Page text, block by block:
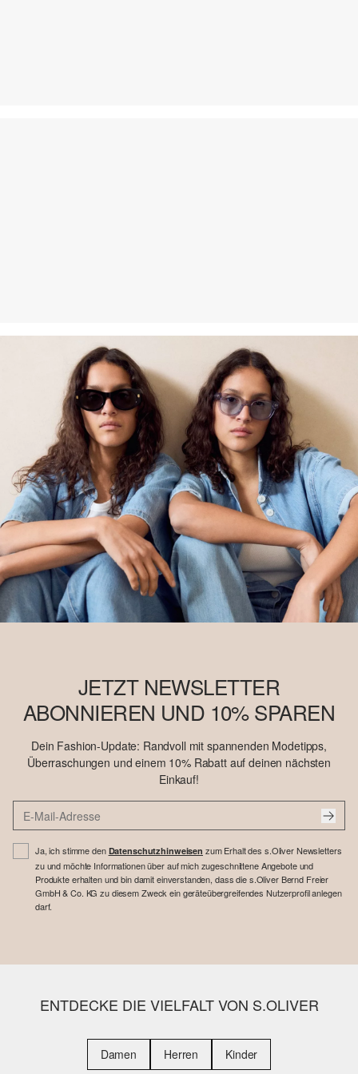
JETZT NEWSLETTER
ABONNIEREN UND 10% SPAREN
Dein Fashion-Update: Randvoll mit spannenden Modetipps,
Überraschungen und einem 10% Rabatt auf deinen nächsten
Einkauf!
Ja, ich stimme den Datenschutzhinweisen zum Erhalt des s.Oliver Newsletters
zu und möchte Informationen über auf mich zugeschnittene Angebote und
Produkte erhalten und bin damit einverstanden, dass die s.Oliver Bernd Freier
GmbH & Co. KG zu diesem Zweck ein geräteübergreifendes Nutzerprofil anlegen
darf.
ENTDECKE DIE VIELFALT VON S.OLIVER
Damen Herren Kinder